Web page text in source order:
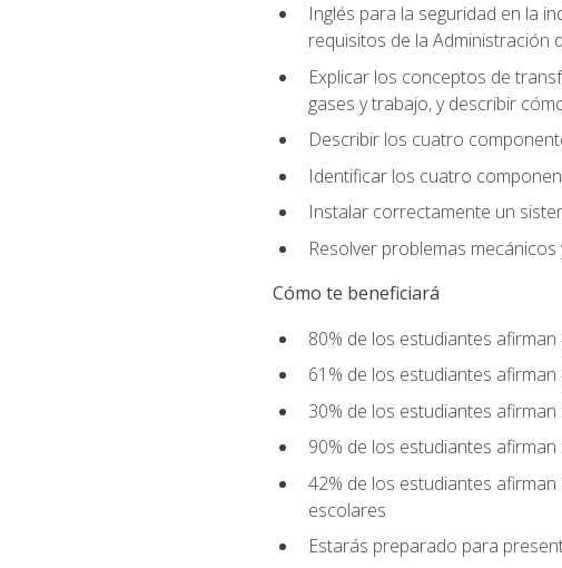
Inglés para la seguridad en la
requisitos de la Administración
Explicar los conceptos de
gases y trabajo, y describir
Describir los cuatro
Identificar los cuatro
Instalar correctamente un
Resolver problemas
Cómo te beneficiará
80% de los estudiantes
61% de los estudiantes
30% de los estudiantes
90% de los estudiantes
42% de los estudiantes
escolares
Estarás preparado para